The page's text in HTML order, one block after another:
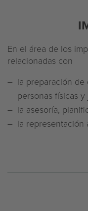
En el área de los
relacionadas con
la preparación de
personas físicas y
la asesoría,
la representación